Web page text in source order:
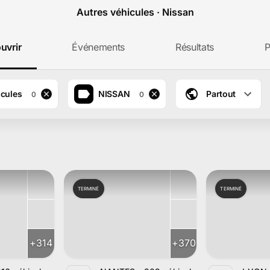
Autres véhicules · Nissan
Événements Résultats
0 NISSAN 0 Partout
+314
TERMINÉ
+370
TERMINÉ